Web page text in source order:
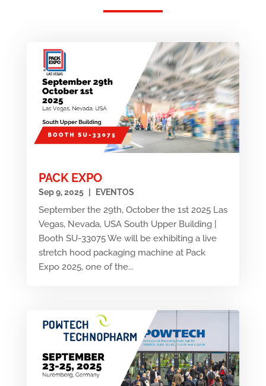
PACK EXPO
Sep 9, 2025 EVENTOS
September the 29th, October the 1st 2025 Las
Vegas, Nevada, USA South Upper Building |
Booth SU-33075 We will be exhibiting a live
stretch hood packaging machine at Pack
Expo 2025, one of the...